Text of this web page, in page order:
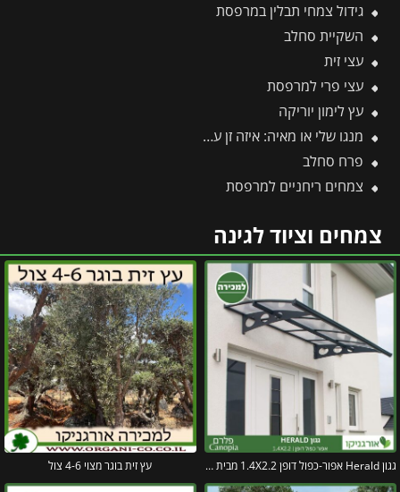
גידול צמחי תבלין במרפסת
השקיית סחלב
עצי זית
עצי פרי למרפסת
עץ לימון יוריקה
מנגו שלי או מאיה: איזה זן עדיף לגדל ואיזה פחות מומלץ?
פרח סחלב
צמחים ריחניים למרפסת
צמחים וציוד לגינה
גגון Herald אפור-כפול דופן 1.4X2.2 מבית פלרם – Canopia עץ זית בוגר מצוי 4-6 צול